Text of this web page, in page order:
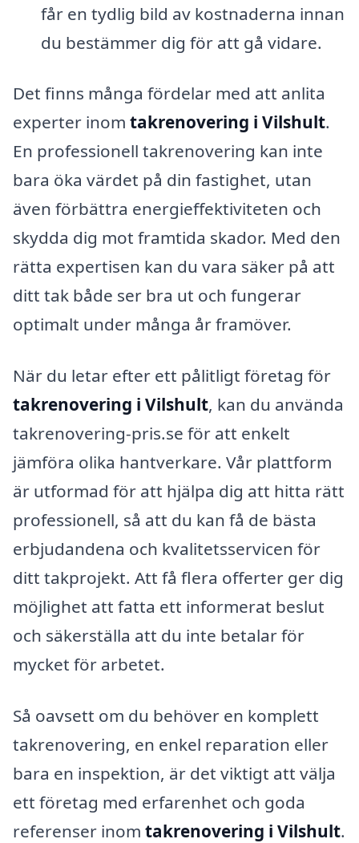
får en tydlig bild av kostnaderna innan
du bestämmer dig för att gå vidare.
Det finns många fördelar med att anlita
experter inom takrenovering i Vilshult.
En professionell takrenovering kan inte
bara öka värdet på din fastighet, utan
även förbättra energieffektiviteten och
skydda dig mot framtida skador. Med den
rätta expertisen kan du vara säker på att
ditt tak både ser bra ut och fungerar
optimalt under många år framöver.
När du letar efter ett pålitligt företag för
takrenovering i Vilshult, kan du använda
takrenovering-pris.se för att enkelt
jämföra olika hantverkare. Vår plattform
är utformad för att hjälpa dig att hitta rätt
professionell, så att du kan få de bästa
erbjudandena och kvalitetsservicen för
ditt takprojekt. Att få flera offerter ger dig
möjlighet att fatta ett informerat beslut
och säkerställa att du inte betalar för
mycket för arbetet.
Så oavsett om du behöver en komplett
takrenovering, en enkel reparation eller
bara en inspektion, är det viktigt att välja
ett företag med erfarenhet och goda
referenser inom takrenovering i Vilshult.